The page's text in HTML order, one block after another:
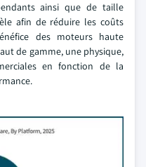
ainsi que de taille
afin de réduire les coûts
des moteurs haute
de gamme, une physique,
en fonction de la